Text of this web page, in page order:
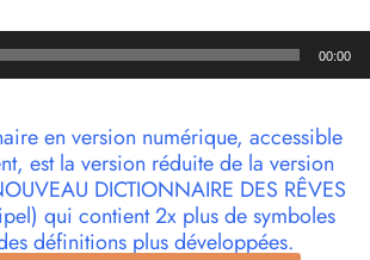
00:00
en version numérique, accessible
est la version réduite de la version
DICTIONNAIRE DES RÊVES
qui contient 2x plus de symboles
définitions plus développées.